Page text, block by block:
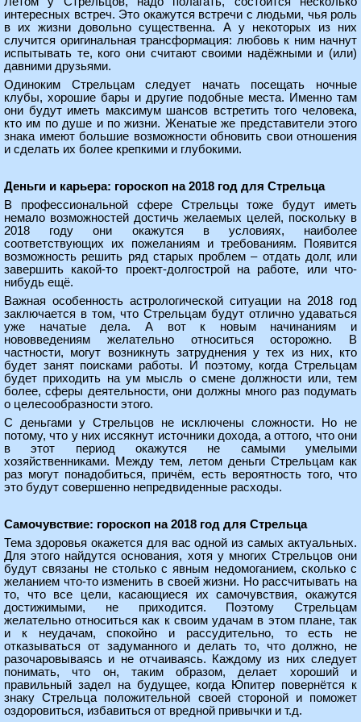
интересных встреч. Это окажутся встречи с людьми, чья роль
в их жизни довольно существенна. А у некоторых из них
случится оригинальная трансформация: любовь к ним начнут
испытывать те, кого они считают своими надёжными и (или)
давними друзьями.
Одиноким Стрельцам следует начать посещать ночные
клубы, хорошие бары и другие подобные места. Именно там
они будут иметь максимум шансов встретить того человека,
кто им по душе и по жизни. Женатые же представители этого
знака имеют большие возможности обновить свои отношения
и сделать их более крепкими и глубокими.
Деньги и карьера: гороскоп на 2018 год для Стрельца
В профессиональной сфере Стрельцы тоже будут иметь
немало возможностей достичь желаемых целей, поскольку в
2018 году они окажутся в условиях, наиболее
соответствующих их пожеланиям и требованиям. Появится
возможность решить ряд старых проблем – отдать долг, или
завершить какой-то проект-долгострой на работе, или что-
нибудь ещё.
Важная особенность астрологической ситуации на 2018 год
заключается в том, что Стрельцам будут отлично удаваться
уже начатые дела. А вот к новым начинаниям и
нововведениям желательно относиться осторожно. В
частности, могут возникнуть затруднения у тех из них, кто
будет занят поисками работы. И поэтому, когда Стрельцам
будет приходить на ум мысль о смене должности или, тем
более, сферы деятельности, они должны много раз подумать
о целесообразности этого.
С деньгами у Стрельцов не исключены сложности. Но не
потому, что у них иссякнут источники дохода, а оттого, что они
в этот период окажутся не самыми умелыми
хозяйственниками. Между тем, летом деньги Стрельцам как
раз могут понадобиться, причём, есть вероятность того, что
это будут совершенно непредвиденные расходы.
Самочувствие: гороскоп на 2018 год для Стрельца
Тема здоровья окажется для вас одной из самых актуальных.
Для этого найдутся основания, хотя у многих Стрельцов они
будут связаны не столько с явным недомоганием, сколько с
желанием что-то изменить в своей жизни. Но рассчитывать на
то, что все цели, касающиеся их самочувствия, окажутся
достижимыми, не приходится. Поэтому Стрельцам
желательно относиться как к своим удачам в этом плане, так
и к неудачам, спокойно и рассудительно, то есть не
отказываться от задуманного и делать то, что должно, не
разочаровываясь и не отчаиваясь. Каждому из них следует
понимать, что он, таким образом, делает хороший и
правильный задел на будущее, когда Юпитер повернётся к
знаку Стрельца положительной своей стороной и поможет
оздоровиться, избавиться от вредной привычки и т.д.